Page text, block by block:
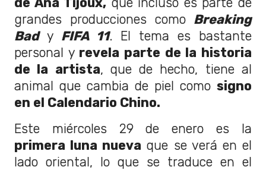
grandes producciones como Breaking
Bady FIFA 11. El tema es bastante
personal yrevela parte de la historia
de la artista, que de hecho, tiene al
animal que cambia de piel como signo
en el Calendario Chino.
Este miércoles 29 de enero es la
primera luna nueva que se verá en el
lado oriental, lo que se traduce en el